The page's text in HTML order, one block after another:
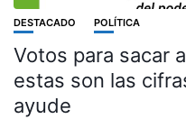
DESTACADO POLÍTICA
Votos para sacar
estas son las
ayude